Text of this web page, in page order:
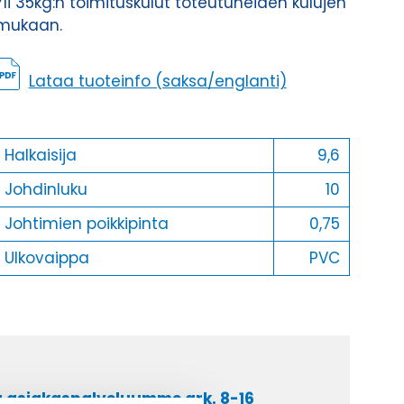
Lataa tuoteinfo (saksa/englanti)
Halkaisija
9,6
Johdinluku
10
Johtimien poikkipinta
0,75
Ulkovaippa
PVC
asiakaspalveluumme ark. 8-16